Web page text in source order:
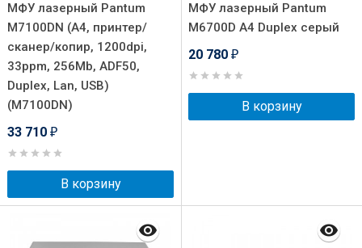
МФУ лазерный Pantum
M7100DN (A4, принтер/
сканер/копир, 1200dpi,
33ppm, 256Mb, ADF50,
Duplex, Lan, USB)
(M7100DN)
33 710 ₽
В корзину
МФУ лазерный Pantum
M6700D A4 Duplex серый
20 780 ₽
В корзину